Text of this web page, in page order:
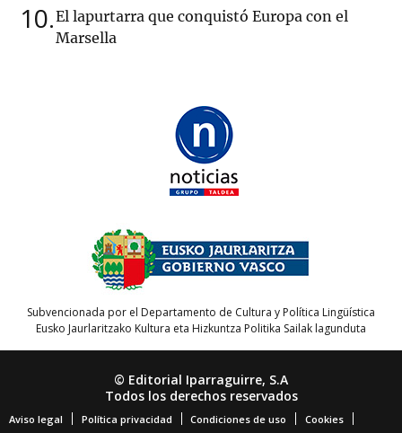
10 El lapurtarra que conquistó Europa con el
Marsella
Subvencionada por el Departamento de Cultura y Política Lingüística
Eusko Jaurlaritzako Kultura eta Hizkuntza Politika Sailak lagunduta
© Editorial Iparraguirre, S.A
Todos los derechos reservados
Aviso legal Política privacidad Condiciones de uso Cookies